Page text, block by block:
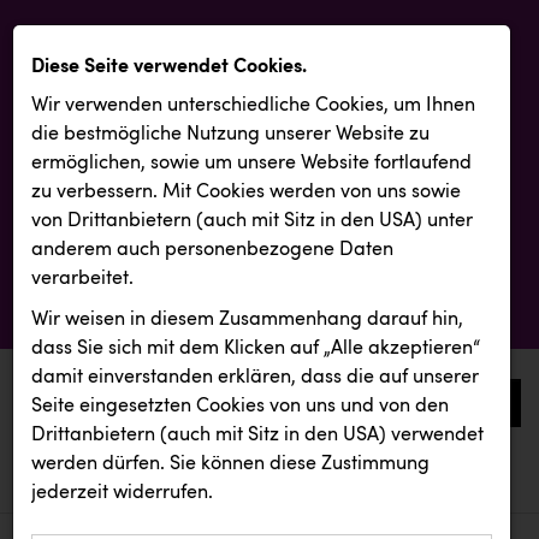
0
aktuelle aussendungen
aktuelle aussendungen
Diese Seite verwendet Cookies.
Wir verwenden unterschiedliche Cookies, um Ihnen
die best­mögliche Nutzung unserer Website zu
ermöglichen, sowie um unsere Website fortlaufend
zu verbessern. Mit Cookies werden von uns sowie
von Drittanbietern (auch mit Sitz in den USA) unter
anderem auch personenbezogene Daten
verarbeitet.
Wir weisen in diesem Zusammenhang darauf hin,
dass Sie sich mit dem Klicken auf „Alle akzeptieren“
damit ein­ver­standen erklären, dass die auf unserer
Seite eingesetzten Cookies von uns und von den
Drittanbietern (auch mit Sitz in den USA) verwendet
werden dürfen. Sie können diese Zustimmung
jederzeit widerrufen.